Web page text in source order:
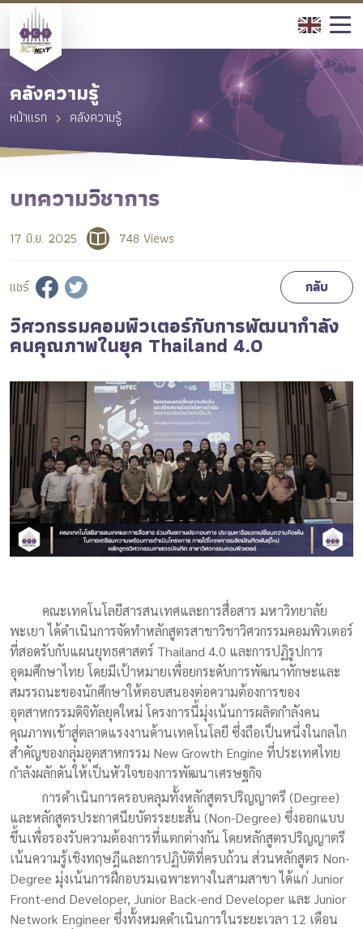
คลังความรู้
หน้าแรก คลังความรู้
บทความวิชาการ
17 มิ.ย. 2025 748 Views
แชร์ กลับ
วิศวกรรมคอมพิวเตอร์กับการพัฒนากำลัง
คนคุณภาพในยุค Thailand 4.0
คณะเทคโนโลยีสารสนเทศและการสื่อสาร มหาวิทยาลัย
พะเยา ได้ดำเนินการจัดทำหลักสูตรสาขาวิชาวิศวกรรมคอมพิวเตอร์
ที่สอดรับกับแผนยุทธศาสตร์ Thailand 4.0 และการปฏิรูปการ
อุดมศึกษาไทย โดยมีเป้าหมายเพื่อยกระดับการพัฒนาทักษะและ
สมรรถนะของนักศึกษาให้ตอบสนองต่อความต้องการของ
อุตสาหกรรมดิจิทัลยุคใหม่ โครงการนี้มุ่งเน้นการผลิตกำลังคน
คุณภาพเข้าสู่ตลาดแรงงานด้านเทคโนโลยี ซึ่งถือเป็นหนึ่งในกลไก
สำคัญของกลุ่มอุตสาหกรรม New Growth Engine ที่ประเทศไทย
กำลังผลักดันให้เป็นหัวใจของการพัฒนาเศรษฐกิจ
การดำเนินการครอบคลุมทั้งหลักสูตรปริญญาตรี (Degree)
และหลักสูตรประกาศนียบัตรระยะสั้น (Non-Degree) ซึ่งออกแบบ
ขึ้นเพื่อรองรับความต้องการที่แตกต่างกัน โดยหลักสูตรปริญญาตรี
เน้นความรู้เชิงทฤษฎีและการปฏิบัติที่ครบถ้วน ส่วนหลักสูตร Non-
Degree มุ่งเน้นการฝึกอบรมเฉพาะทางในสามสาขา ได้แก่ Junior
Front-end Developer, Junior Back-end Developer และ Junior
Network Engineer ซึ่งทั้งหมดดำเนินการในระยะเวลา 12 เดือน